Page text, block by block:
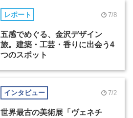
レポート 7/8
五感でめぐる、金沢デザイン
旅。建築・工芸・香りに出会う4
つのスポット
インタビュー 7/2
世界最古の美術展「ヴェネチ